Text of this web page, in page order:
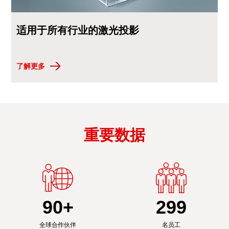
适用于所有行业的激光投影
了解更多
重要数据
90+
全球合作伙伴
300
名员工